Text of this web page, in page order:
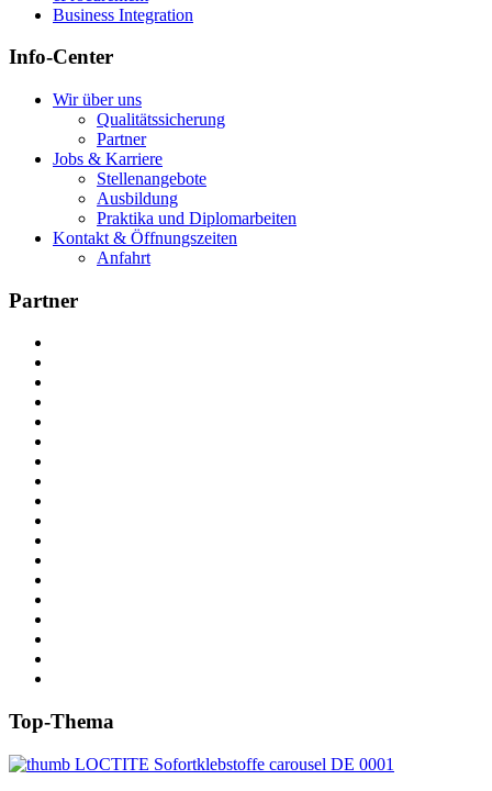
Business Integration
Info-Center
Wir über uns
Qualitätssicherung
Partner
Jobs & Karriere
Stellenangebote
Ausbildung
Praktika und Diplomarbeiten
Kontakt & Öffnungszeiten
Anfahrt
Partner
Top-Thema